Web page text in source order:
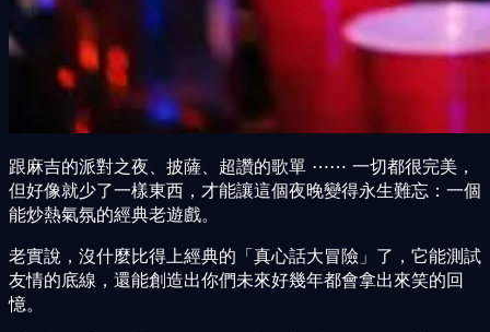
跟麻吉的派對之夜、披薩、超讚的歌單 ⋯⋯ 一切都很完美，
但好像就少了一樣東西，才能讓這個夜晚變得永生難忘：一個
能炒熱氣氛的經典老遊戲。
老實說，沒什麼比得上經典的「真心話大冒險」了，它能測試
友情的底線，還能創造出你們未來好幾年都會拿出來笑的回
憶。